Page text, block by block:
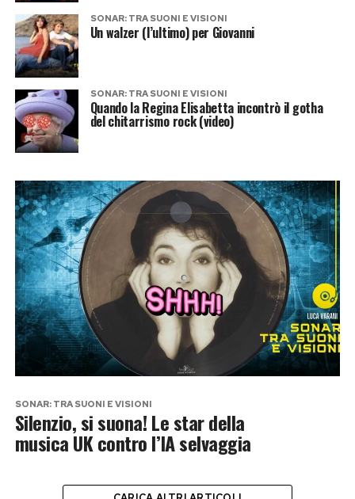
SONAR: TRA SUONI E VISIONI
Un walzer (l’ultimo) per Giovanni
SONAR: TRA SUONI E VISIONI
Quando la Regina Elisabetta incontrò il gotha
del chitarrismo rock (video)
SONAR: TRA SUONI E VISIONI
Silenzio, si suona! Le star della
musica UK contro l’IA selvaggia